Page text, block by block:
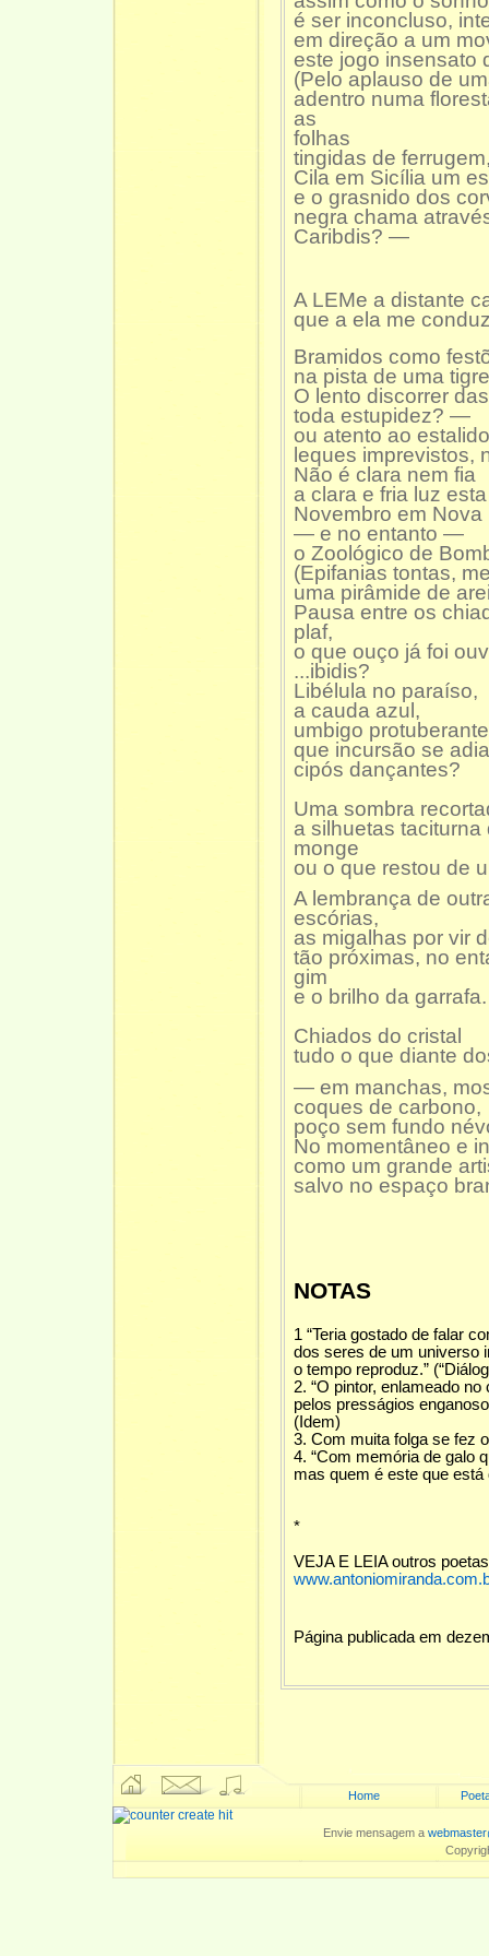
é ser inconcluso,
em direção a um
este jogo insensato
(Pelo aplauso de
adentro numa
as
folhas
tingidas de
Cila em Sicília um
e o grasnido dos
negra chama
Caribdis? —
A LEMe a distante
que a ela me
Bramidos como
na pista de uma
O lento discorrer
toda estupidez? —
ou atento ao
leques imprevistos,
Não é clara nem fia
a clara e fria luz
Novembro em Nova
— e no entanto —
o Zoológico de
(Epifanias tontas,
uma pirâmide de
Pausa entre os
plaf,
o que ouço já foi
...ibidis?
Libélula no paraíso,
a cauda azul,
umbigo
que incursão se
cipós dançantes?
Uma sombra
a silhuetas
monge
ou o que restou de
A lembrança de
escórias,
as migalhas por vir
tão próximas, no
gim
e o brilho da garrafa.
Chiados do cristal
tudo o que diante
— em manchas,
coques de carbono,
poço sem fundo
No momentâneo e
como um grande
salvo no espaço
NOTAS
1 “Teria gostado de falar
dos seres de um universo
o tempo reproduz.”
2. “O pintor, enlameado
pelos presságios
(Idem)
3. Com muita folga se fez
4. “Com memória de galo
mas quem é este que está
*
VEJA E LEIA outros
Página publicada em
Home
Envie mensagem a